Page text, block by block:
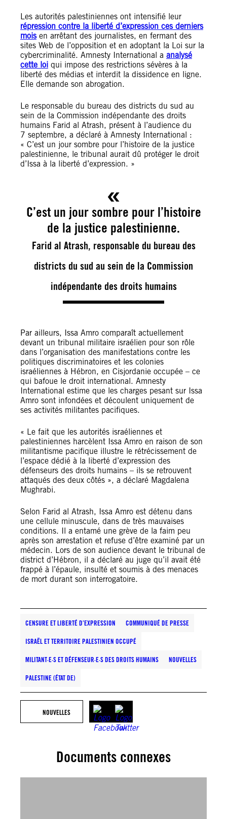
Les autorités palestiniennes ont intensifié leur
répression contre la liberté d’expression ces derniers
moisen arrêtant des journalistes, en fermant des
sites Web de l’opposition et en adoptant la Loi sur la
cybercriminalité. Amnesty International a analysé
cette loi qui impose des restrictions sévères à la
liberté des médias et interdit la dissidence en ligne.
Elle demande son abrogation.
Le responsable du bureau des districts du sud au
sein de la Commission indépendante des droits
humains Farid al Atrash, présent à l’audience du
7 septembre, a déclaré à Amnesty International :
« C’est un jour sombre pour l’histoire de la justice
palestinienne, le tribunal aurait dû protéger le droit
d’Issa à la liberté d’expression. »
C’est un jour sombre pour l’histoire
de la justice palestinienne.
Farid al Atrash, responsable du bureau des
districts du sud au sein de la Commission
indépendante des droits humains
Par ailleurs, Issa Amro comparaît actuellement
devant un tribunal militaire israélien pour son rôle
dans l’organisation des manifestations contre les
politiques discriminatoires et les colonies
israéliennes à Hébron, en Cisjordanie occupée – ce
qui bafoue le droit international. Amnesty
International estime que les charges pesant sur Issa
Amro sont infondées et découlent uniquement de
ses activités militantes pacifiques.
« Le fait que les autorités israéliennes et
palestiniennes harcèlent Issa Amro en raison de son
militantisme pacifique illustre le rétrécissement de
l’espace dédié à la liberté d’expression des
défenseurs des droits humains – ils se retrouvent
attaqués des deux côtés », a déclaré Magdalena
Mughrabi.
Selon Farid al Atrash, Issa Amro est détenu dans
une cellule minuscule, dans de très mauvaises
conditions. Il a entamé une grève de la faim peu
après son arrestation et refuse d’être examiné par un
médecin. Lors de son audience devant le tribunal de
district d’Hébron, il a déclaré au juge qu’il avait été
frappé à l’épaule, insulté et soumis à des menaces
de mort durant son interrogatoire.
CENSURE ET LIBERTÉ D’EXPRESSION COMMUNIQUÉ DE PRESSE
ISRAËL ET TERRITOIRE PALESTINIEN OCCUPÉ
MILITANT·E·S ET DÉFENSEUR·E·S DES DROITS HUMAINS NOUVELLES
PALESTINE (ÉTAT DE)
NOUVELLES
Documents connexes